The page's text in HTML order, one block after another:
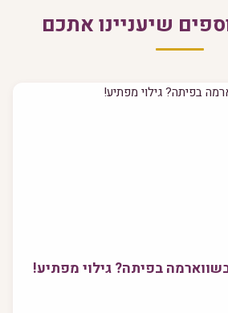
שיעניינו אתכם
בפיתה? גילוי מפתיע!